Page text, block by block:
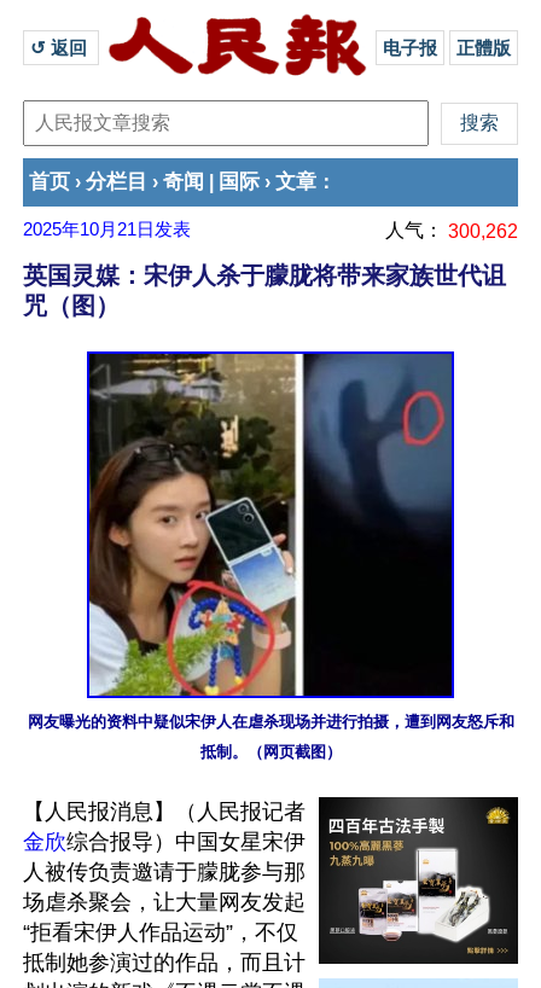
↺ 返回 电子报 正體版
首页 › 分栏目 › 奇闻 国际 › 文章 ：
2025年10月21日 发表 人气： 300,262
英国灵媒：宋伊人杀于朦胧将带来家族世代诅
咒（图）
网友曝光的资料中疑似宋伊人在虐杀现场并进行拍摄，遭到网友怒斥和
抵制。（网页截图）
【人民报消息】（人民报记者
金欣综合报导）中国女星宋伊
人被传负责邀请于朦胧参与那
场虐杀聚会，让大量网友发起
“拒看宋伊人作品运动”，不仅
抵制她参演过的作品，而且计